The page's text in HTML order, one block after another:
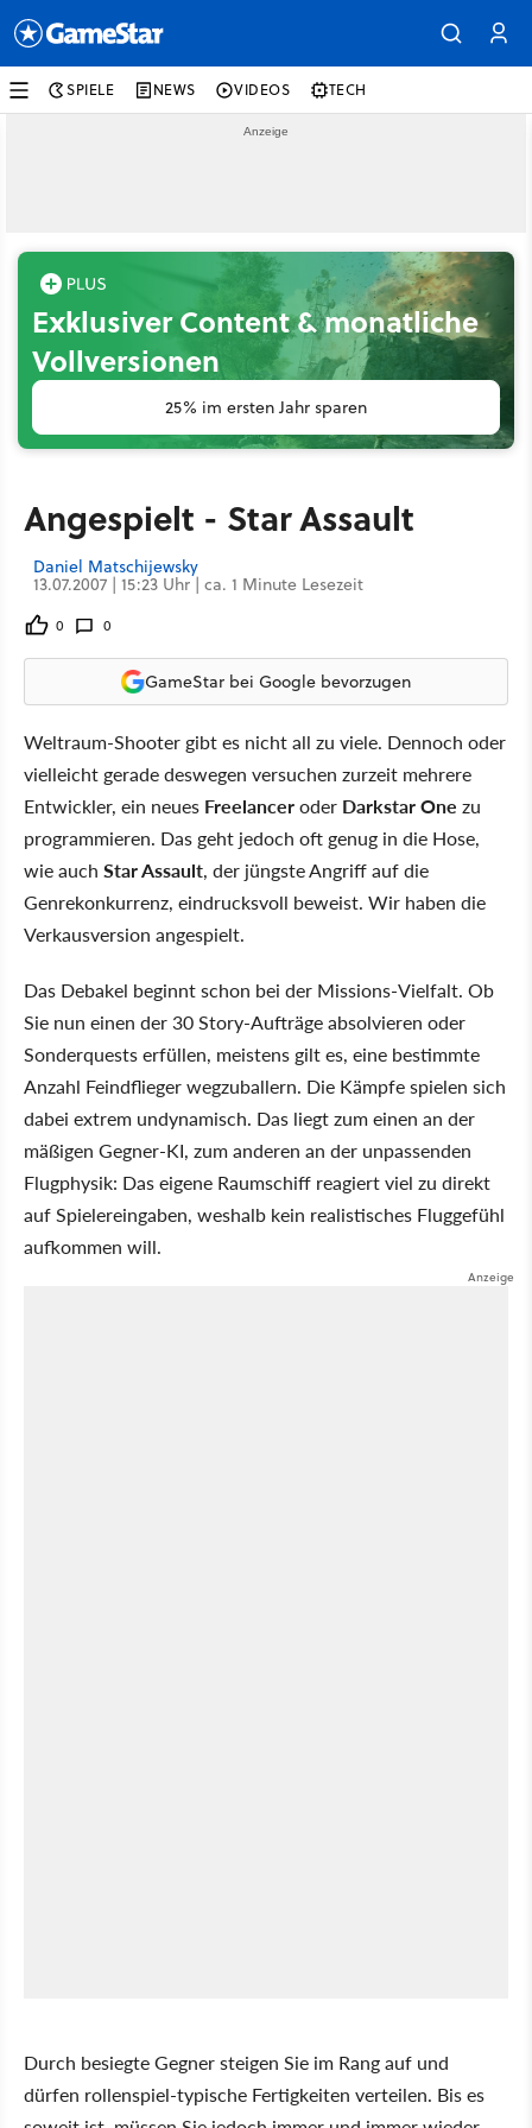
SPIELE NEWS VIDEOS TECH
Exklusiver Content & monatliche
Vollversionen
25% im ersten Jahr sparen
Angespielt - Star Assault
Daniel Matschijewsky
13.07.2007 | 15:23 Uhr | ca. 1 Minute Lesezeit
0 0
GameStar bei Google bevorzugen
Weltraum-Shooter gibt es nicht all zu viele. Dennoch oder
vielleicht gerade deswegen versuchen zurzeit mehrere
Entwickler, ein neues Freelanceroder Darkstar One zu
programmieren. Das geht jedoch oft genug in die Hose,
wie auch Star Assault, der jüngste Angriff auf die
Genrekonkurrenz, eindrucksvoll beweist. Wir haben die
Verkausversion angespielt.
Das Debakel beginnt schon bei der Missions-Vielfalt. Ob
Sie nun einen der 30 Story-Aufträge absolvieren oder
Sonderquests erfüllen, meistens gilt es, eine bestimmte
Anzahl Feindflieger wegzuballern. Die Kämpfe spielen sich
dabei extrem undynamisch. Das liegt zum einen an der
mäßigen Gegner-KI, zum anderen an der unpassenden
Flugphysik: Das eigene Raumschiff reagiert viel zu direkt
auf Spielereingaben, weshalb kein realistisches Fluggefühl
aufkommen will.
Durch besiegte Gegner steigen Sie im Rang auf und
dürfen rollenspiel-typische Fertigkeiten verteilen. Bis es